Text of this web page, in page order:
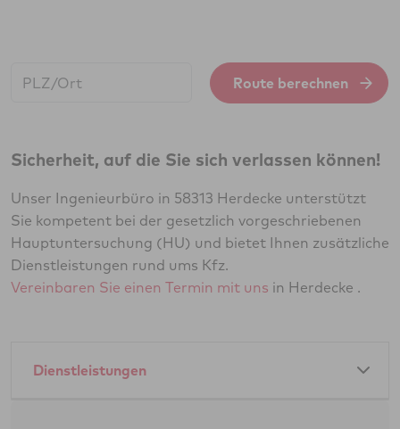
Route berechnen
Sicherheit, auf die Sie sich verlassen können!
Unser Ingenieurbüro in 58313 Herdecke unterstützt
Sie kompetent bei der gesetzlich vorgeschriebenen
Hauptuntersuchung (HU) und bietet Ihnen zusätzliche
Dienstleistungen rund ums Kfz.
Vereinbaren Sie einen Termin mit uns in Herdecke .
Dienstleistungen